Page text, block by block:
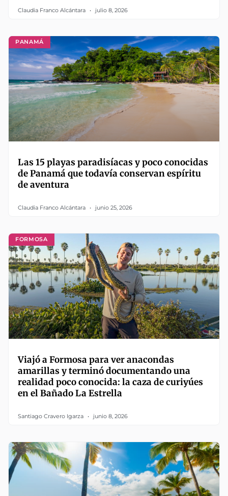
Claudia Franco Alcántara julio 8, 2026
PANAMÁ
Las 15 playas paradisíacas y poco conocidas
de Panamá que todavía conservan espíritu
de aventura
Claudia Franco Alcántara junio 25, 2026
FORMOSA
Viajó a Formosa para ver anacondas
amarillas y terminó documentando una
realidad poco conocida: la caza de curiyúes
en el Bañado La Estrella
Santiago Cravero Igarza junio 8, 2026